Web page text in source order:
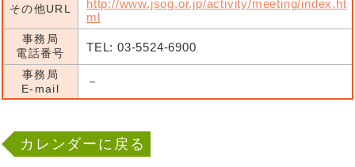
その他URL
http://www.jsog.or.jp/activity/meeting/index.ht
ml
事務局
電話番号
TEL: 03-5524-6900
事務局
E-mail
－
カレンダーに戻る